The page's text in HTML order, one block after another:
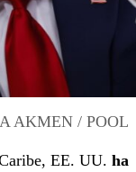
AKMEN / POOL
EE. UU. ha